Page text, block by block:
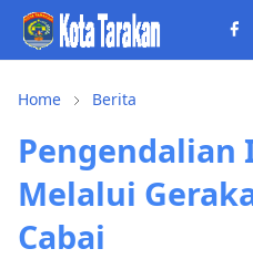
Home Berita
Pengendalian
Melalui
Cabai